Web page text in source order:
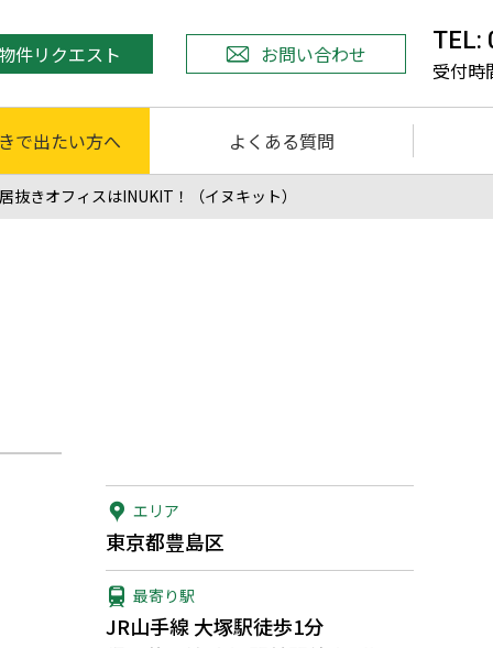
件リクエスト お問い合わせ TEL:
受付時
で出たい方へ よくある質問
きオフィスはINUKIT！（イヌキット）
エリア
東京都豊島区
最寄り駅
JR山手線 大塚駅徒歩1分